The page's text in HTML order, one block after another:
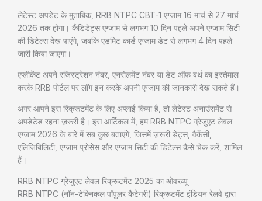
लेटेस्ट अपडेट के मुताबिक, RRB NTPC CBT-1 एग्जाम 16 मार्च से 27 मार्च
2026 तक होगा। कैंडिडेट्स एग्जाम से लगभग 10 दिन पहले अपने एग्जाम सिटी
की डिटेल्स देख पाएंगे, जबकि एडमिट कार्ड एग्जाम डेट से लगभग 4 दिन पहले
जारी किया जाएगा।
एप्लीकेंट अपने रजिस्ट्रेशन नंबर, एनरोलमेंट नंबर या डेट ऑफ बर्थ का इस्तेमाल
करके RRB पोर्टल पर लॉग इन करके अपनी एग्जाम की जानकारी देख सकते हैं।
अगर आपने इस रिक्रूटमेंट के लिए अप्लाई किया है, तो लेटेस्ट अनाउंसमेंट से
अपडेटेड रहना ज़रूरी है। इस आर्टिकल में, हम RRB NTPC ग्रेजुएट लेवल
एग्जाम 2026 के बारे में सब कुछ बताएंगे, जिसमें ज़रूरी डेट्स, वैकेंसी,
एलिजिबिलिटी, एग्जाम प्रोसेस और एग्जाम सिटी की डिटेल्स कैसे चेक करें, शामिल
हैं।
RRB NTPC ग्रेजुएट लेवल रिक्रूटमेंट 2025 का ओवरव्यू
RRB NTPC (नॉन-टेक्निकल पॉपुलर कैटेगरी) रिक्रूटमेंट इंडियन रेलवे द्वारा